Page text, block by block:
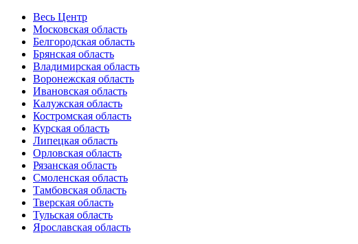
Весь Центр
Московская область
Белгородская область
Брянская область
Владимирская область
Воронежская область
Ивановская область
Калужская область
Костромская область
Курская область
Липецкая область
Орловская область
Рязанская область
Смоленская область
Тамбовская область
Тверская область
Тульская область
Ярославская область